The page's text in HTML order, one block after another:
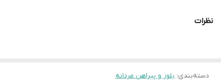
توضیحات سایز
سایز XL
نظرات
دسته‌بندی: بلوز و پیراهن مردانه